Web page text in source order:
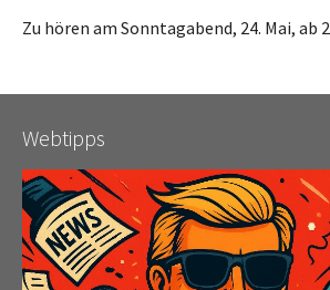
Zu hören am Sonntagabend, 24. Mai, ab
Webtipps